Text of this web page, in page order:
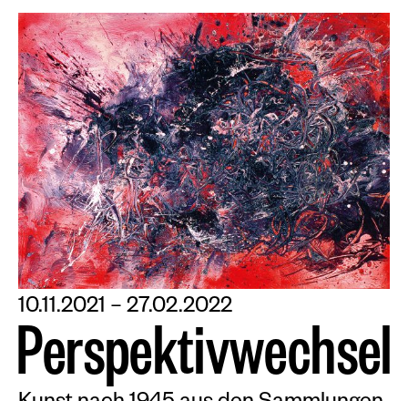
10.11.2021 – 27.02.2022
Perspektivwechsel